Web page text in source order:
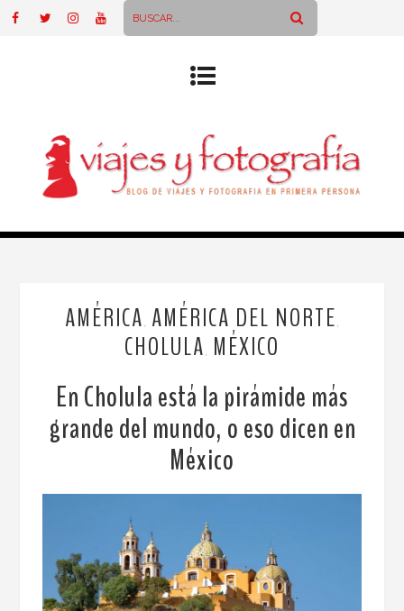
AMÉRICA AMÉRICA DEL NORTE
CHOLULA MÉXICO
En Cholula está la pirámide más
grande del mundo, o eso dicen en
México